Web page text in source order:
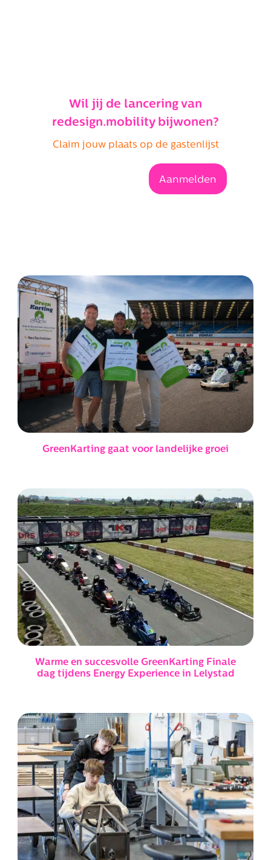
Wil jij de lancering van
redesign.mobility bijwonen?
Claim jouw plaats op de gastenlijst
Aanmelden
GreenKarting gaat voor landelijke groei
Warme en succesvolle GreenKarting Finale
dag tijdens Energy Experience in Lelystad